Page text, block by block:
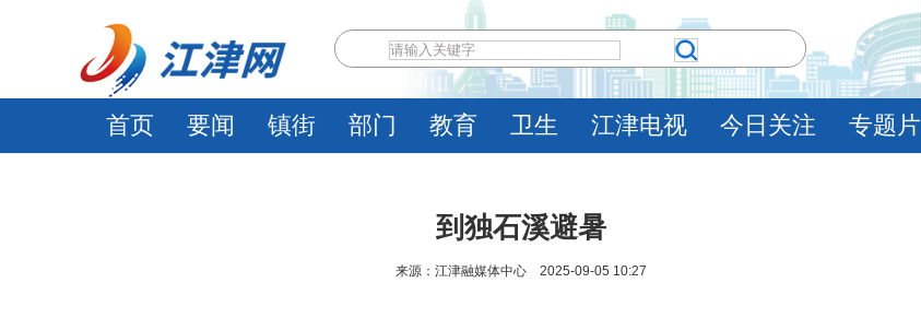
首页 要闻 镇街 部门 教育 卫生 江津电视 今日关注 专题片
到独石溪避暑
来源：江津融媒体中心 2025-09-05 10:27